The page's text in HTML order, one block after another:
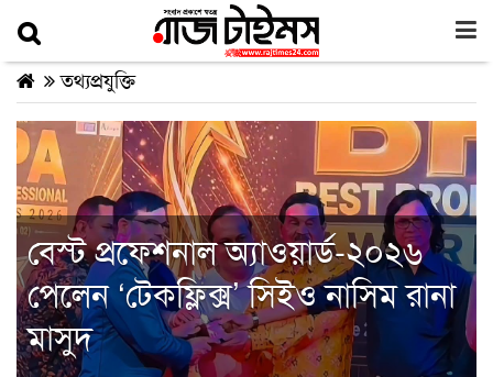
তথ্যপ্রযুক্তি
বেস্ট প্রফেশনাল অ্যাওয়ার্ড-২০২৬
পেলেন ‘টেকফ্লিক্স’ সিইও নাসিম রানা
মাসুদ